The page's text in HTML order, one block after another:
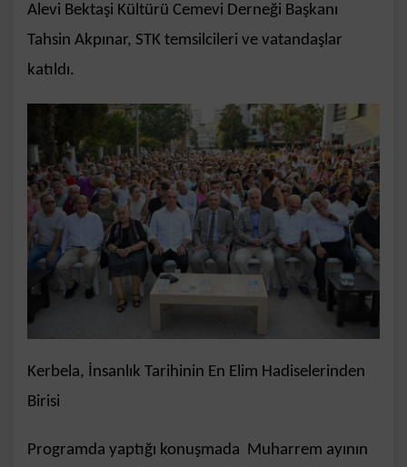
Alevi Bektaşi Kültürü Cemevi Derneği Başkanı
Tahsin Akpınar, STK temsilcileri ve vatandaşlar
katıldı.
Kerbela, İnsanlık Tarihinin En Elim Hadiselerinden
Birisi
Programda yaptığı konuşmada Muharrem ayının